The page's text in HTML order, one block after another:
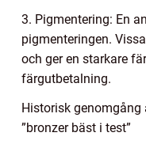
3. Pigmentering: En
pigmenteringen.
och ger en starkare
färgutbetalning.
Historisk genomgång
”bronzer bäst i test”